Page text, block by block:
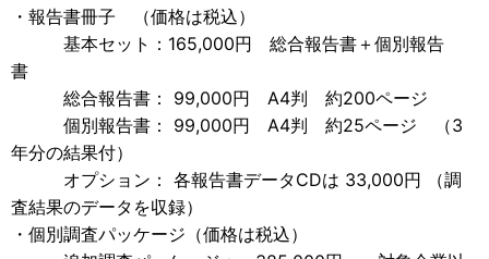
・報告書冊子 （価格は税込）
基本セット：165,000円 総合報告書＋個別報告
書
総合報告書： 99,000円 A4判 約200ページ
個別報告書： 99,000円 A4判 約25ページ （3
年分の結果付）
オプション： 各報告書データCDは 33,000円 （調
査結果のデータを収録）
・個別調査パッケージ（価格は税込）